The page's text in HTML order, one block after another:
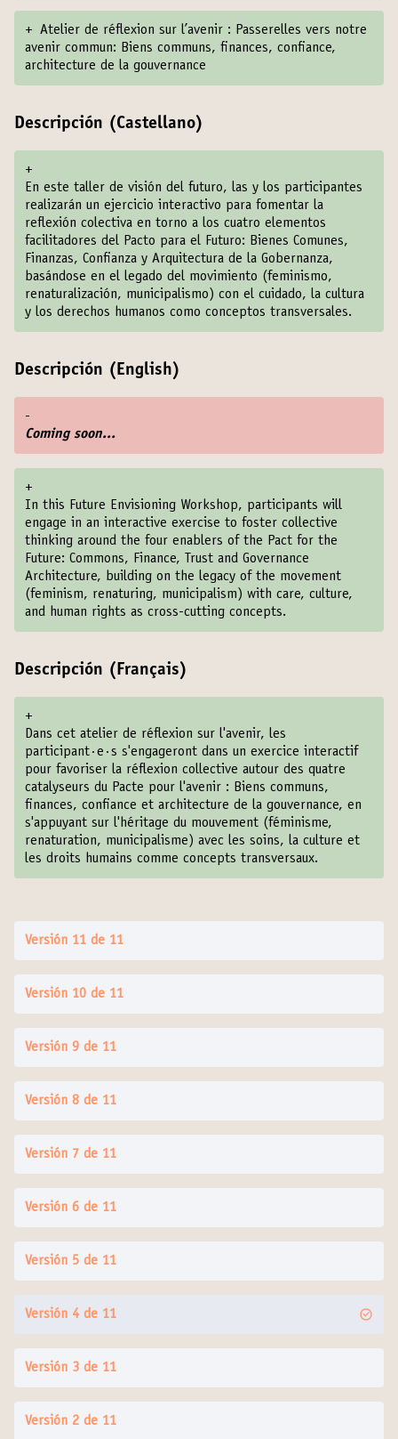
+ Atelier de réflexion sur l’avenir : Passerelles vers notre
avenir commun: Biens communs, finances, confiance,
architecture de la gouvernance
Descripción (Castellano)
+
En este taller de visión del futuro, las y los participantes
realizarán un ejercicio interactivo para fomentar la
reflexión colectiva en torno a los cuatro elementos
facilitadores del Pacto para el Futuro: Bienes Comunes,
Finanzas, Confianza y Arquitectura de la Gobernanza,
basándose en el legado del movimiento (feminismo,
renaturalización, municipalismo) con el cuidado, la cultura
y los derechos humanos como conceptos transversales.
Descripción (English)
-
Coming soon...
+
In this Future Envisioning Workshop, participants will
engage in an interactive exercise to foster collective
thinking around the four enablers of the Pact for the
Future: Commons, Finance, Trust and Governance
Architecture, building on the legacy of the movement
(feminism, renaturing, municipalism) with care, culture,
and human rights as cross-cutting concepts.
Descripción (Français)
+
Dans cet atelier de réflexion sur l'avenir, les
participant·e·s s'engageront dans un exercice interactif
pour favoriser la réflexion collective autour des quatre
catalyseurs du Pacte pour l'avenir : Biens communs,
finances, confiance et architecture de la gouvernance, en
s'appuyant sur l'héritage du mouvement (féminisme,
renaturation, municipalisme) avec les soins, la culture et
les droits humains comme concepts transversaux.
Versión 11 de 11
Versión 10 de 11
Versión 9 de 11
Versión 8 de 11
Versión 7 de 11
Versión 6 de 11
Versión 5 de 11
Versión 4 de 11
Versión 3 de 11
Versión 2 de 11